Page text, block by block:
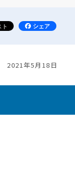
2021年5月18日